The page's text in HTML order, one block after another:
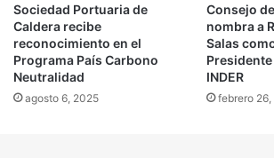
Sociedad Portuaria de
Caldera recibe
reconocimiento en el
Programa País Carbono
Neutralidad
agosto 6, 2025
Consejo
nombra a
Salas
INDER
febrero